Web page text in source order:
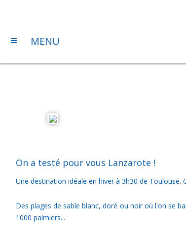
MENU
≡
On a testé pour vous Lanzarote !
Une destination idéale en hiver à 3h30 de
Des plages de sable blanc, doré ou noir où l'on se
1000 palmiers...